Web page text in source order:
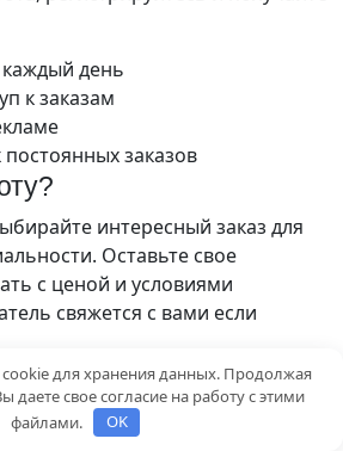
каждый день
к заказам
заказов
интересный заказ для
Оставьте свое
с ценой и условиями
свяжется с вами если
квартира», с одной
cookie для хранения данных. Продолжая
даете свое согласие на работу с этими
файлами.
OK